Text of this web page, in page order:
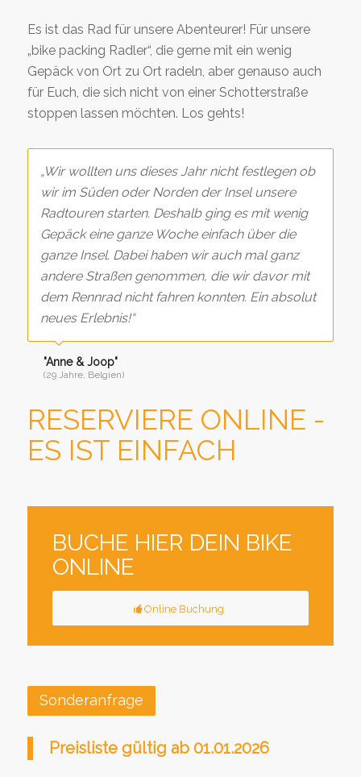
Es ist das Rad für unsere Abenteurer! Für unsere
„bike packing Radler“, die gerne mit ein wenig
Gepäck von Ort zu Ort radeln, aber genauso auch
für Euch, die sich nicht von einer Schotterstraße
stoppen lassen möchten. Los gehts!
„Wir wollten uns dieses Jahr nicht festlegen ob
wir im Süden oder Norden der Insel unsere
Radtouren starten. Deshalb ging es mit wenig
Gepäck eine ganze Woche einfach über die
ganze Insel. Dabei haben wir auch mal ganz
andere Straßen genommen, die wir davor mit
dem Rennrad nicht fahren konnten. Ein absolut
neues Erlebnis!“
"Anne & Joop"
(29 Jahre, Belgien)
RESERVIERE ONLINE -
ES IST EINFACH
BUCHE HIER DEIN BIKE
ONLINE
Online Buchung
Sonderanfrage
Preisliste gültig ab 01.01.2026